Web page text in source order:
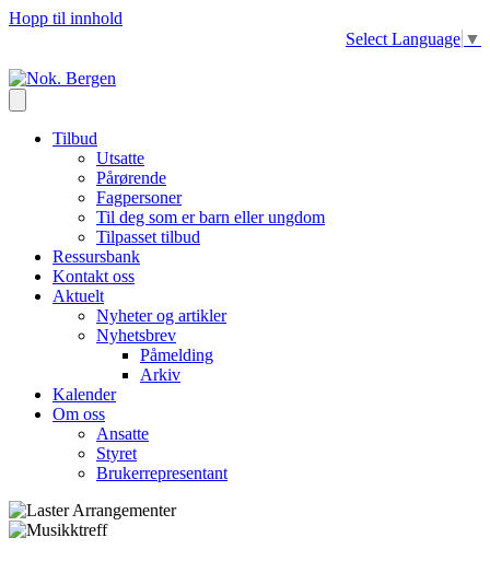
Hopp til innhold
Select Language ▼
Tilbud
Utsatte
Pårørende
Fagpersoner
Til deg som er barn eller ungdom
Tilpasset tilbud
Ressursbank
Kontakt oss
Aktuelt
Nyheter og artikler
Nyhetsbrev
Påmelding
Arkiv
Kalender
Om oss
Ansatte
Styret
Brukerrepresentant